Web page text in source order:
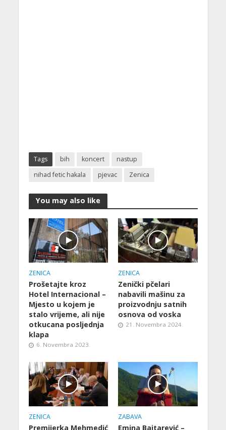
Tags bih koncert
nastup
nihad fetic hakala
pjevac Zenica
You may also like
ZENICA
Prošetajte kroz
Hotel Internacional –
Mjesto u kojem je
stalo vrijeme, ali nije
otkucana posljednja
klapa
6. Novembra 2023.
ZENICA
Zenički pčelari
nabavili mašinu za
proizvodnju satnih
osnova od voska
21. Novembra 2024.
ZENICA
Premijerka Mehmedić
ZABAVA
Emina Bajtarević –